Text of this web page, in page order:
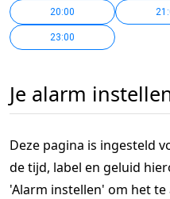
20:00
23:00
Je alarm
Deze pagina is ingesteld
de tijd, label en geluid
'Alarm instellen' om het